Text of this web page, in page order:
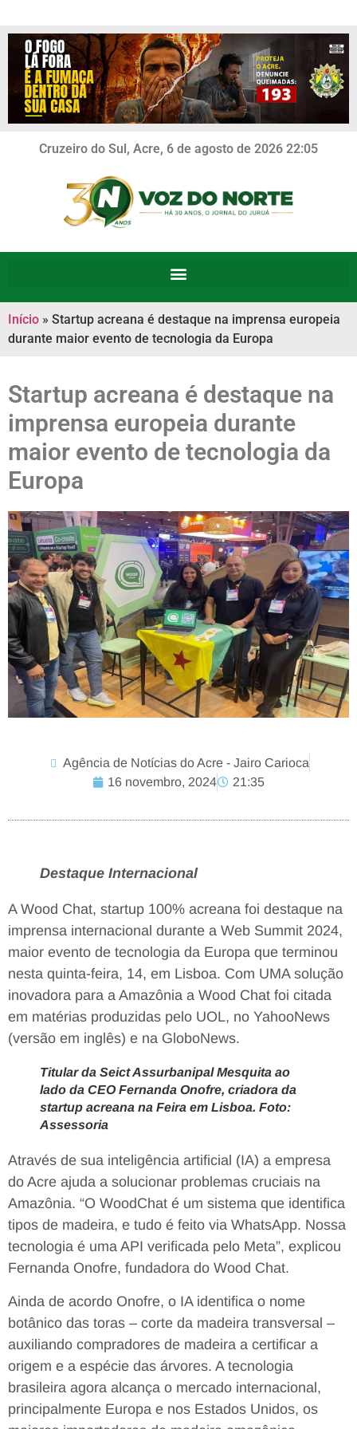
Cruzeiro do Sul, Acre, 6 de agosto de 2026 22:05
Início » Startup acreana é destaque na imprensa europeia
durante maior evento de tecnologia da Europa
Startup acreana é destaque na
imprensa europeia durante
maior evento de tecnologia da
Europa
Agência de Notícias do Acre - Jairo Carioca
16 novembro, 2024
21:35
Destaque Internacional
A Wood Chat, startup 100% acreana foi destaque na
imprensa internacional durante a Web Summit 2024,
maior evento de tecnologia da Europa que terminou
nesta quinta-feira, 14, em Lisboa. Com UMA solução
inovadora para a Amazônia a Wood Chat foi citada
em matérias produzidas pelo UOL, no YahooNews
(versão em inglês) e na GloboNews.
Titular da Seict Assurbanipal Mesquita ao
lado da CEO Fernanda Onofre, criadora da
startup acreana na Feira em Lisboa. Foto:
Assessoria
Através de sua inteligência artificial (IA) a empresa
do Acre ajuda a solucionar problemas cruciais na
Amazônia. “O WoodChat é um sistema que identifica
tipos de madeira, e tudo é feito via WhatsApp. Nossa
tecnologia é uma API verificada pelo Meta”, explicou
Fernanda Onofre, fundadora do Wood Chat.
Ainda de acordo Onofre, o IA identifica o nome
botânico das toras – corte da madeira transversal –
auxiliando compradores de madeira a certificar a
origem e a espécie das árvores. A tecnologia
brasileira agora alcança o mercado internacional,
principalmente Europa e nos Estados Unidos, os